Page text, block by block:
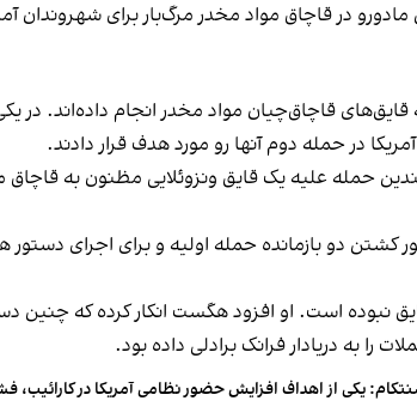
مادورو در قاچاق مواد مخدر مرگ‌بار برای
قاچاق‌چیان مواد مخدر انجام داده‌اند. در
در حمله دوم آنها رو مورد هدف قرار دادند.
دو بازمانده حمله اولیه و برای اجرای
نبوده است. او افزود هگست انکار کرده که چنین
به دریادار فرانک برادلی داده بود.
یکی از اهداف افزایش حضور نظامی آمریکا در کارائیب،